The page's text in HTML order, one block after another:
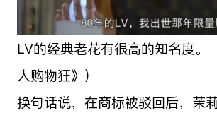
LV的经典老花有很高的知名度。
人购物狂》）
换句话说，在商标被驳回后，茉